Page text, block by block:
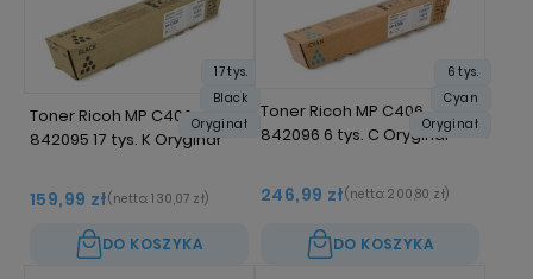
Toner Ricoh MP C406
842095 17 tys. K Oryginał
159,99 zł(netto: 130,07 zł)
DO KOSZYKA
17 tys.
Black
Oryginał
Toner Ricoh MP C406
842096 6 tys. C Oryginał
246,99 zł(netto: 200,80 zł)
DO KOSZYKA
6 tys.
Cyan
Oryginał